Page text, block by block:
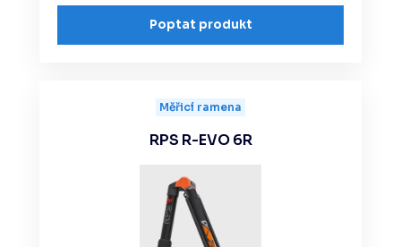
Poptat produkt
Měřicí ramena
RPS R-EVO 6R